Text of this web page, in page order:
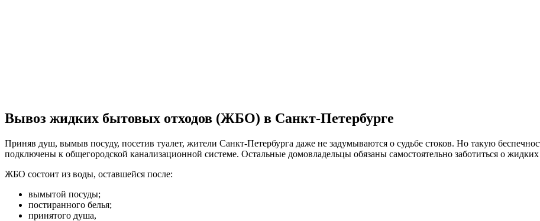
Вывоз жидких бытовых отходов (ЖБО) в Санкт-Петербурге
Приняв душ, вымыв посуду, посетив туалет, жители Санкт-Петербурга даже не задумываются о судьбе стоков. Но такую
подключены к общегородской канализационной системе. Остальные домовладельцы обязаны самостоятельно заботиться о
ЖБО состоит из воды, оставшейся после:
вымытой посуды;
постиранного белья;
принятого душа,